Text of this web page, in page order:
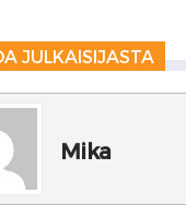
JULKAISIJASTA
Mika